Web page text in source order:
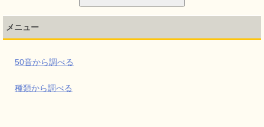
メニュー
50音から調べる
種類から調べる